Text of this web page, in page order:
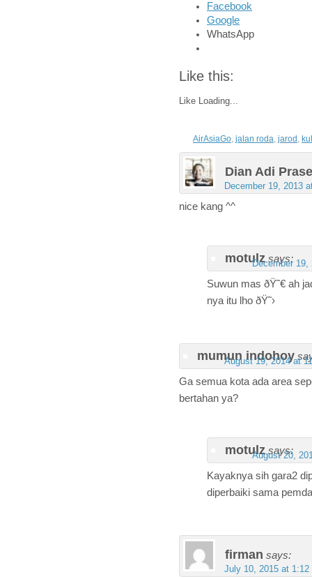
Facebook
Google
WhatsApp
Like this:
Like Loading...
AirAsiaGo, jalan roda, jarod ,
Dian Adi
December 19, 2013
nice kang ^^
motulz says:
December 19,
Suwun mas ðŸ˜€ ah
nya itu lho ðŸ˜›
mumun indohoy
August 19, 2014 at
Ga semua kota ada area
bertahan ya?
motulz says:
August 20,
Kayaknya sih gara2
diperbaiki sama
firman says:
July 10, 2015 at 1:12